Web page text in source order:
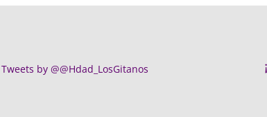
Tweets by @@Hdad_LosGitanos